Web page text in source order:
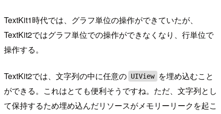
TextKit1時代では、グラフ単位の操作ができていたが、
TextKit2ではグラフ単位での操作ができなくなり、行単位で
操作する。
TextKit2では、文字列の中に任意の UIView
を埋め込むこと
ができる。これはとても便利そうですね。ただ、文字列とし
て保持するため埋め込んだリソースがメモリーリークを起こ